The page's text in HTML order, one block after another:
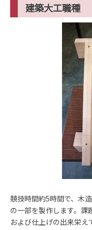
建築大工職種
競技時間約5時間で、木
の一部を製作します。
および仕上げの出来栄え